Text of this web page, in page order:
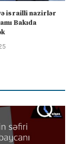
israilli nazirlər
Bakıda